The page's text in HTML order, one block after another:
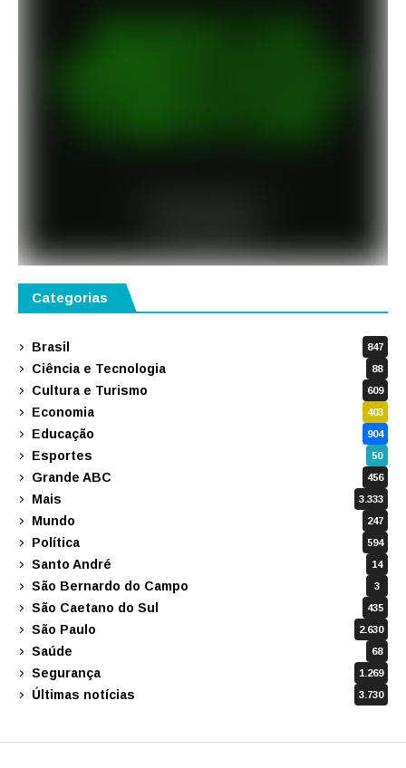
Categorias
Brasil 847
Ciência e Tecnologia 88
Cultura e Turismo 609
Economia 403
Educação 904
Esportes 50
Grande ABC 456
Mais 3.333
Mundo 247
Política 594
Santo André 14
São Bernardo do Campo 3
São Caetano do Sul 435
São Paulo 2.630
Saúde 68
Segurança 1.269
Últimas notícias 3.730